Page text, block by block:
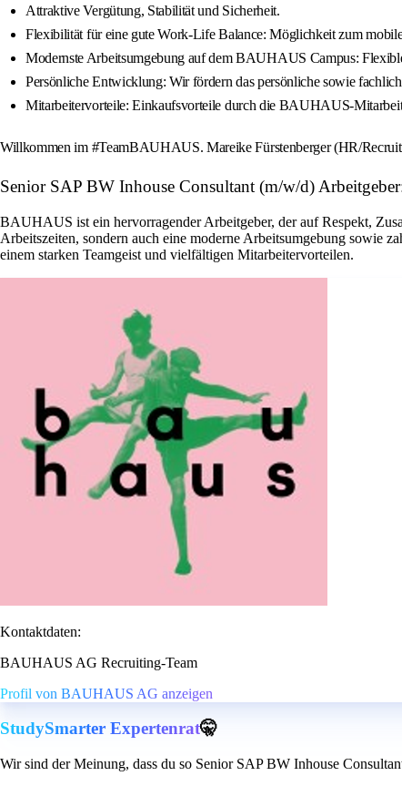
Attraktive Vergütung, Stabilität und Sicherheit.
Flexibilität für eine gute Work-Life Balance: Möglichkeit zum
Modernste Arbeitsumgebung auf dem BAUHAUS Campus:
Persönliche Entwicklung: Wir fördern das persönliche sowie
Mitarbeitervorteile: Einkaufsvorteile durch die BAUHAUS-
Willkommen im #TeamBAUHAUS. Mareike Fürstenberger (HR/
Senior SAP BW Inhouse Consultant (m/w/d)
BAUHAUS ist ein hervorragender Arbeitgeber, der auf Respekt,
Arbeitszeiten, sondern auch eine moderne Arbeitsumgebung sowie
einem starken Teamgeist und vielfältigen Mitarbeitervorteilen.
Kontaktdaten:
BAUHAUS AG Recruiting-Team
Profil von BAUHAUS AG anzeigen
StudySmarter Expertenrat🤫
Wir sind der Meinung, dass du so Senior SAP BW Inhouse